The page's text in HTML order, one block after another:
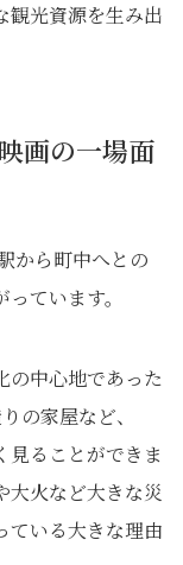
観光資源を生み出
画の一場面
から町中へとの
ています。
の中心地であった
の家屋など、
見ることができま
大火など大きな災
ている大きな理由